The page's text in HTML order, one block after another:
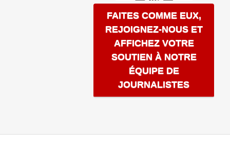
FAITES COMME EUX,
REJOIGNEZ-NOUS ET
AFFICHEZ VOTRE
SOUTIEN À NOTRE
ÉQUIPE DE
JOURNALISTES